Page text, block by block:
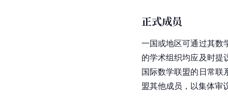
正式成员
一国或地区可通过其数
的学术组织均应及时提
国际数学联盟的日常联
盟其他成员，以集体审